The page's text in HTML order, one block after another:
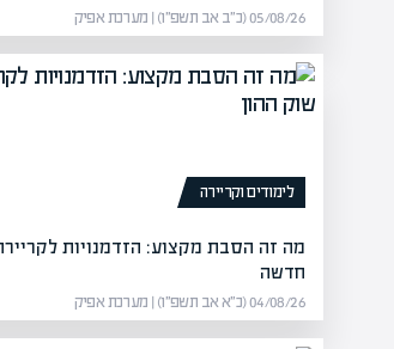
05/08/26 (כ״ב אב תשפ״ו) | מערכת אפיק
לימודים וקריירה
מה זה הסבת מקצוע: הזדמנויות
חדשה
04/08/26 (כ״א אב תשפ״ו) | מערכת אפיק